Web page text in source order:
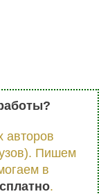
Пишем
в
.